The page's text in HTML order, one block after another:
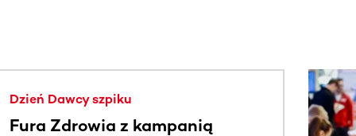
Dzień Dawcy szpiku
Fura Zdrowia z kampanią